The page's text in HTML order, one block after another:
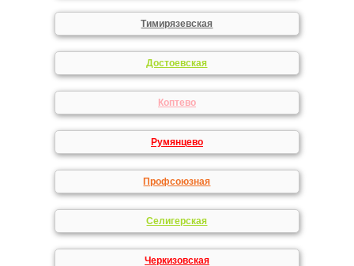
Тимирязевская
Достоевская
Коптево
Румянцево
Профсоюзная
Селигерская
Черкизовская